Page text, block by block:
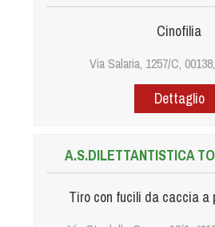
Cinofilia
Via Salaria, 1257/C,
Dettaglio
A.S.DILETTANTISTICA
Tiro con fucili da caccia a